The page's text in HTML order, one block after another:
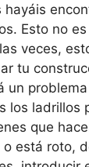
hayáis
Esto no
veces,
tu
un
los ladrillos
que
está roto,